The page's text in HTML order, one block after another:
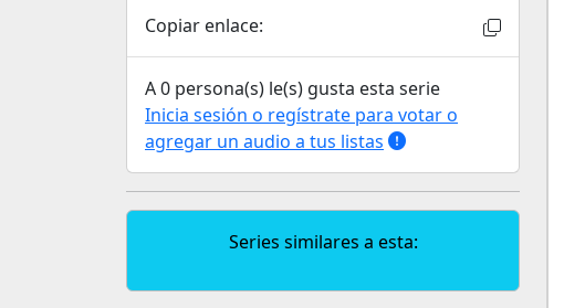
Copiar enlace:
A 0 persona(s) le(s) gusta esta serie
Inicia sesión o regístrate para votar o
agregar un audio a tus listas
Series similares a esta: